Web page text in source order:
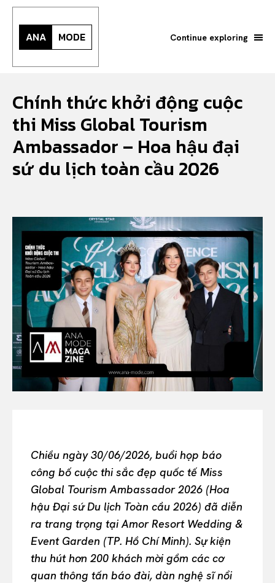
Search your query... Search
Or continue exploring...
All
INTELLIGENCE
FASHION INDUSTRY
BEAUTY UNIVERSE
LUXE MOTION
VIỆT NAM
SPORT
ANA MODE Continue exploring
Chính thức khởi động cuộc
thi Miss Global Tourism
Ambassador – Hoa hậu đại
sứ du lịch toàn cầu 2026
Chiều ngày 30/06/2026, buổi họp báo
công bố cuộc thi sắc đẹp quốc tế Miss
Global Tourism Ambassador 2026 (Hoa
hậu Đại sứ Du lịch Toàn cầu 2026) đã diễn
ra trang trọng tại Amor Resort Wedding &
Event Garden (TP. Hồ Chí Minh). Sự kiện
thu hút hơn 200 khách mời gồm các cơ
quan thông tấn báo đài, dàn nghệ sĩ nổi